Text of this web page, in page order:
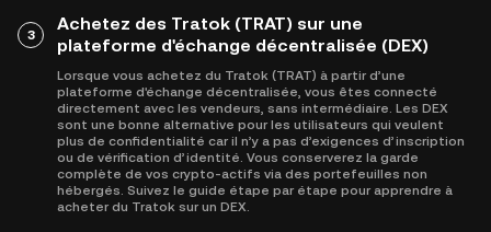
3
Achetez des Tratok (TRAT) sur une
plateforme d'échange décentralisée (DEX)
Lorsque vous achetez du Tratok (TRAT) à partir d’une
plateforme d'échange décentralisée, vous êtes connecté
directement avec les vendeurs, sans intermédiaire. Les DEX
sont une bonne alternative pour les utilisateurs qui veulent
plus de confidentialité car il n’y a pas d’exigences d’inscription
ou de vérification d’identité. Vous conserverez la garde
complète de vos crypto-actifs via des portefeuilles non
hébergés. Suivez le guide étape par étape pour apprendre à
acheter du Tratok sur un DEX.